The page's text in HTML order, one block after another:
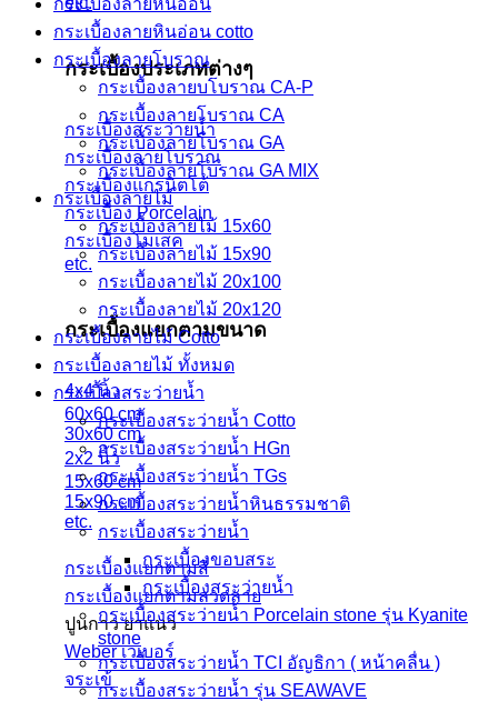
กระเบื้องประเภทต่างๆ
กระเบื้องสระว่ายน้ำ
กระเบื้องลายโบราณ
กระเบื้องแกรนิตโต้
กระเบื้อง Porcelain
กระเบื้องโมเสค
etc.
กระเบื้องแยกตามขนาด
4x4 นิ้ว
60x60 cm
30x60 cm
2x2 นิ้ว
15x60 cm
15x90 cm
etc.
กระเบื้องแยกตามสี
กระเบื้องแยกตามลวดลาย
ปูนกาว ยาแนว
Weber เวเบอร์
จระเข้
กระเบื้องลายหินอ่อน cotto
กระเบื้องลายโบราณ
กระเบื้องลายบโบราณ CA-P
กระเบื้องลายโบราณ CA
กระเบื้องลายโบราณ GA
กระเบื้องลายโบราณ GA MIX
กระเบื้องลายไม้
กระเบื้องลายไม้ 15x60
กระเบื้องลายไม้ 15x90
กระเบื้องลายไม้ 20x100
กระเบื้องลายไม้ 20x120
กระเบื้องลายไม้ Cotto
กระเบื้องลายไม้ ทั้งหมด
กระเบื้องสระว่ายน้ำ
กระเบื้องสระว่ายน้ำ Cotto
กระเบื้องสระว่ายน้ำ HGn
กระเบื้องสระว่ายน้ำ TGs
กระเบื้องสระว่ายน้ำหินธรรมชาติ
กระเบื้องสระว่ายนํ้า
กระเบื้องขอบสระ
กระเบื้องสระว่ายนํ้า
กระเบื้องสระว่ายนํ้า Porcelain stone รุ่น Kyanite
stone
กระเบื้องสระว่ายนํ้า TCI อัญธิกา ( หน้าคลื่น )
กระเบื้องสระว่ายนํ้า รุ่น SEAWAVE